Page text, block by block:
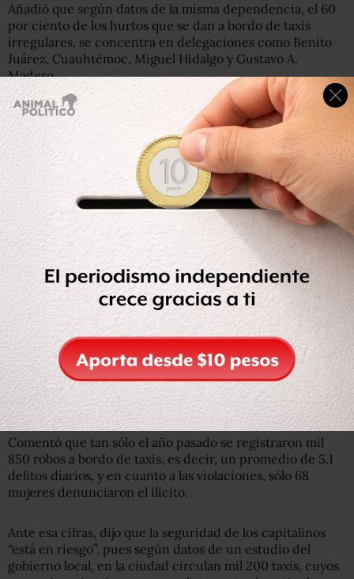
Añadió que según datos de la misma dependencia, el 60
por ciento de los hurtos que se dan a bordo de taxis
irregulares, se concentra en delegaciones como Benito
Juárez, Cuauhtémoc, Miguel Hidalgo y Gustavo A.
Madero.
“Cada semana los taxis y sus operadores están
involucrados en la comisión de entre 14 y 17 delitos de
alto impacto”, agregó el legislador del Partido Acción
Nacional (PAN).
Comentó que tan sólo el año pasado se registraron mil
850 robos a bordo de taxis, es decir, un promedio de 5.1
delitos diarios, y en cuanto a las violaciones, sólo 68
mujeres denunciaron el ilícito.
Ante esa cifras, dijo que la seguridad de los capitalinos
“está en riesgo”, pues según datos de un estudio del
gobierno local, en la ciudad circulan mil 200 taxis, cuyos